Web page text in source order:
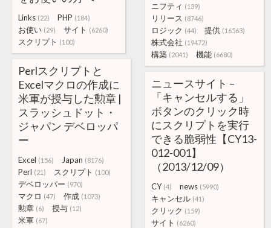
ニフティ (139)
リリース (8746)
ロジック (44) 提供 (16563)
株式会社 (19472)
構築 (2041) 機能 (6680)
Links (22) PHP (184)
お使い (29) サイト (6260)
スクリプト (100)
Perlスクリプトと
Excelマクロの作成に
米軍が授与した勲章 |
スラッシュドット・
ジャパン デベロッパ
ー
Excel (156) Japan (8176)
Perl (21) スクリプト (100)
デベロッパー (970)
マクロ (47) 作成 (1073)
勲章 (6) 授与 (12)
米軍 (67)
ニュースサイト –
「キャンセルする」
ボタンのクリック時
にスクリプトを実行
できる脆弱性【CY13-
012-001】
（2013/12/09）
CY (4) news (5990)
キャンセル (41)
クリック (159)
サイト (6260)